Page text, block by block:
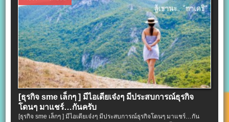
[ธุรกิจ sme เล็กๆ ] มีไอเดียเจ๋งๆ มีประสบการณ์ธุรกิจ
โดนๆ มาแชร์…กันครับ
[ธุรกิจ sme เล็กๆ ] มีไอเดียเจ๋งๆ มีประสบการณ์ธุรกิจโดนๆ มาแชร์…กัน